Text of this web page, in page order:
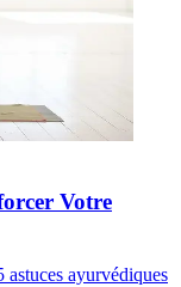
Votre
astuces ayurvédiques